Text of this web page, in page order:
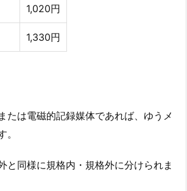
1,020円
1,330円
たは電磁的記録媒体であれば、ゆうメ
と同様に規格内・規格外に分けられま